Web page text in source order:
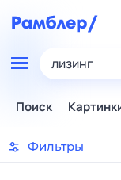
лизинг
Поиск
Фильтры